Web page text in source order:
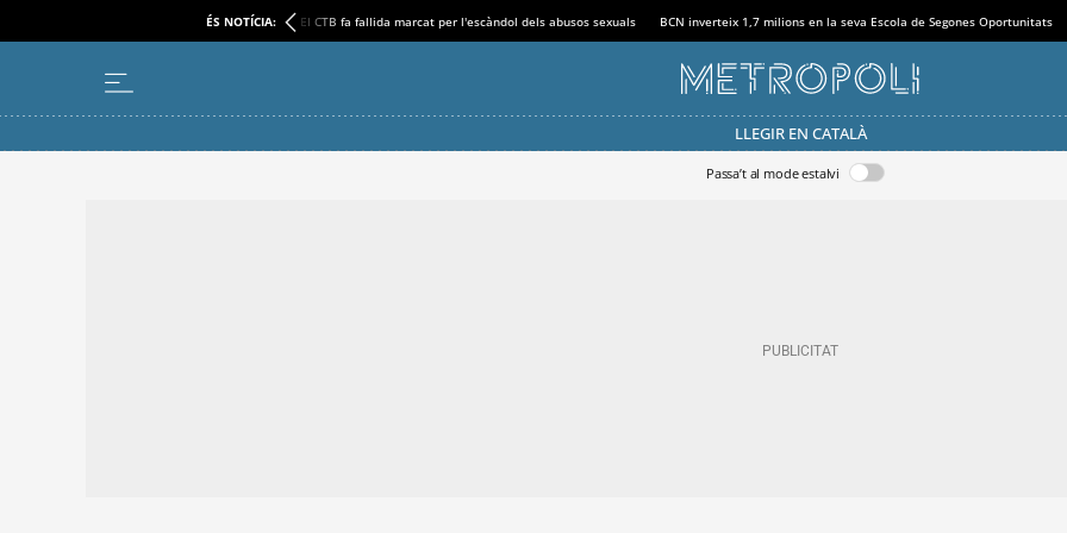
ÉS NOTÍCIA: El CTB fa fallida marcat per l'escàndol dels abusos sexuals BCN inverteix 1,7 milions en la seva Escola de Segones Oportunitats
LLEGIR EN CATALÀ
Passa’t al mode estalvi